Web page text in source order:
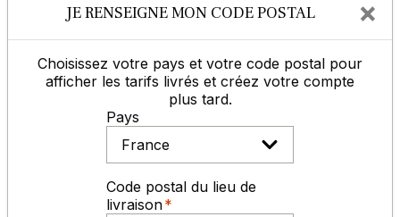
de conserver l'étiquette de certification avec le
numéro de lot. Sans ces éléments, aucune
réclamation ne pourra être ouverte.
ACCUEIL, CONSEILS, SAV
du lundi au vendredi
JE RENSEIGNE MON CODE POSTAL ×
Choisissez votre pays et votre code postal pour
afficher les tarifs livrés et créez votre compte
plus tard.
Pays
Code postal du lieu de
livraison